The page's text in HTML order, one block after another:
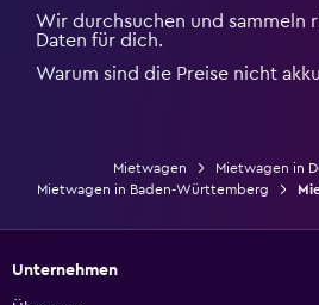
Wir durchsuchen und sammeln
Daten für dich.
Warum sind die Preise nicht
Mietwagen
Mietwagen in
Mietwagen in Baden-Württemberg
Unternehmen